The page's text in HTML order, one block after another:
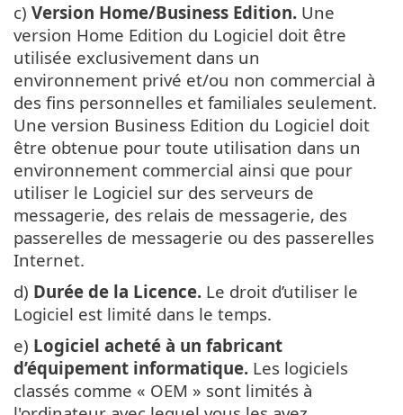
c) Version Home/Business Edition. Une
version Home Edition du Logiciel doit être
utilisée exclusivement dans un
environnement privé et/ou non commercial à
des fins personnelles et familiales seulement.
Une version Business Edition du Logiciel doit
être obtenue pour toute utilisation dans un
environnement commercial ainsi que pour
utiliser le Logiciel sur des serveurs de
messagerie, des relais de messagerie, des
passerelles de messagerie ou des passerelles
Internet.
d) Durée de la Licence. Le droit d’utiliser le
Logiciel est limité dans le temps.
e) Logiciel acheté à un fabricant
d’équipement informatique. Les logiciels
classés comme « OEM » sont limités à